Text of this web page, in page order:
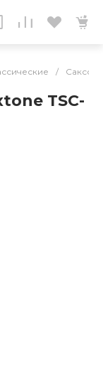
/
TSC-